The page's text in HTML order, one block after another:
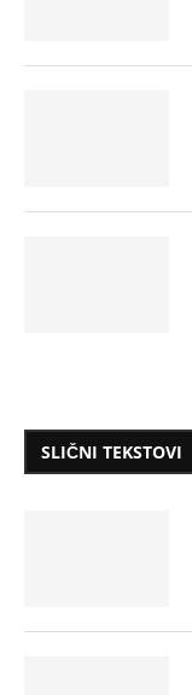
SLIČNI TEKSTOVI